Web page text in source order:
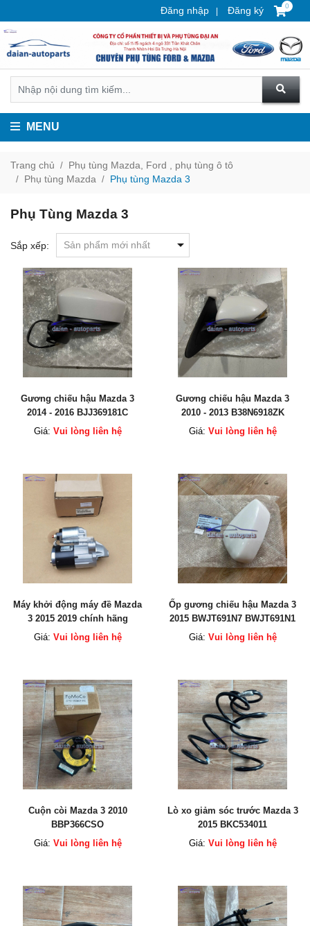
Đăng nhập Đăng ký 0
MENU
Trang chủ
Phụ tùng Mazda, Ford , phụ tùng ô tô
Phụ tùng Mazda
Phụ tùng Mazda 3
Phụ Tùng Mazda 3
Sắp xếp:
Gương chiếu hậu Mazda 3
2014 - 2016 BJJ369181C
BJJ369121C
Giá: Vui lòng liên hệ
Gương chiếu hậu Mazda 3
2010 - 2013 B38N6918ZK
B38N6912ZK
Giá: Vui lòng liên hệ
Máy khởi động máy đề Mazda
3 2015 2019 chính hãng
Giá: Vui lòng liên hệ
Ốp gương chiếu hậu Mazda 3
2015 BWJT691N7 BWJT691N1
BKC3691N7 BKC3691N1
Giá: Vui lòng liên hệ
Cuộn còi Mazda 3 2010
BBP366CSO
Giá: Vui lòng liên hệ
Lò xo giảm sóc trước Mazda 3
2015 BKC534011
Giá: Vui lòng liên hệ